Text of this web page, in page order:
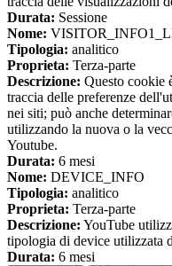
Durata: Sessione
Nome:
Tipologia: analitico
Proprieta: Terza-parte
Descrizione: Questo cookie
traccia delle preferenze
nei siti; può anche
utilizzando la nuova o la
Youtube.
Durata: 6 mesi
Nome: DEVICE_INFO
Tipologia: analitico
Proprieta: Terza-parte
Descrizione: YouTube
tipologia di device utilizzata
Durata: 6 mesi